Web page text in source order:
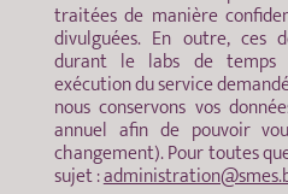
traitées de manière
divulguées. En outre, ces
durant le labs de temps
exécution du service
nous conservons vos
annuel afin de pouvoir
changement). Pour toutes
sujet :